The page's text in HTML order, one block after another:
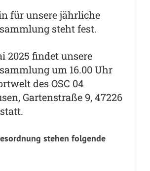
für unsere jährliche
steht fest.
2025 findet unsere
um 16.00 Uhr
des OSC 04
Gartenstraße 9, 47226
stehen folgende